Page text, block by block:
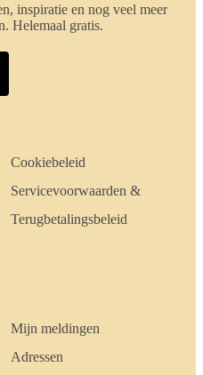
inspiratie en nog veel meer
Helemaal gratis.
Cookiebeleid
Servicevoorwaarden &
Terugbetalingsbeleid
Mijn meldingen
Adressen